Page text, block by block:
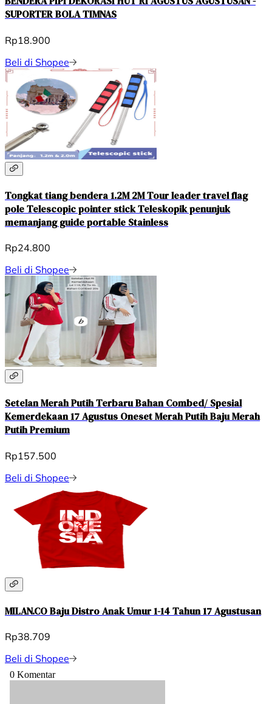
SUPORTER BOLA TIMNAS
Rp18.900
Beli di Shopee
Tongkat tiang bendera 1.2M 2M Tour leader travel flag
pole Telescopic pointer stick Teleskopik penunjuk
memanjang guide portable Stainless
Rp24.800
Beli di Shopee
Setelan Merah Putih Terbaru Bahan Combed/ Spesial
Kemerdekaan 17 Agustus Oneset Merah Putih Baju Merah
Putih Premium
Rp157.500
Beli di Shopee
MILAN.CO Baju Distro Anak Umur 1-14 Tahun 17 Agustusan
Rp38.709
Beli di Shopee